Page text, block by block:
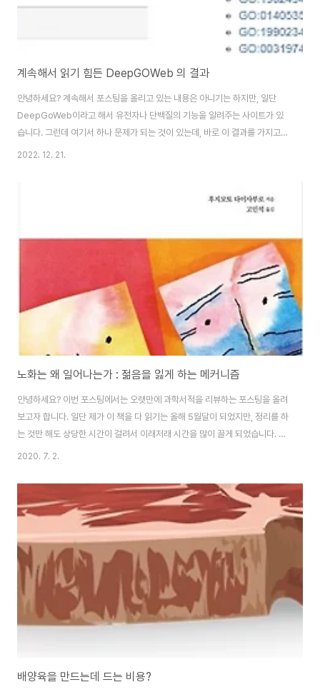
계속해서 읽기 힘든 DeepGOWeb 의 결과
안녕하세요? 계속해서 포스팅을 올리고 있는 내용은 아니기는 하지만, 일단
DeepGoWeb이라고 해서 유전자나 단백질의 기능을 알려주는 사이트가 있
습니다. 그런데 여기서 하나 문제가 되는 것이 있는데, 바로 이 결과를 가지고서
어떻게 해석해야 하는지를 두고서 계속해서 난감하다는 것 입니다. 물론 여기
검색을 많이 해볼만한 시간이 있는 것이 아니기는 합니다만, 그래도 이래저래
서 육체적으로 피로했다고 해도, 이번주도 그렇게 까지 편하다고 하기는 어려
2022. 12. 21.
노화는 왜 일어나는가 : 젊음을 잃게 하는 메커니즘
안녕하세요? 이번 포스팅에서는 오랫만에 과학서적을 리뷰하는 포스팅을 올려
보고자 합니다. 일단 제가 이 책을 다 읽기는 올해 5월달이 되었지만, 정리를 하
는 것만 해도 상당한 시간이 걸려서 이래저래 시간을 많이 끌게 되었습니다. 거
기다가 이 책은 읽는 것도 읽는 것이지만, 소화시키기는 정말 내용이 많아서 어
혀 있는 책이 아니기는 아닙니다. 다만, 이 책에서 담고 있는 내용은 충분히 대
학교의 학부 과정에서 교과서로 활용해도 될 정도로 상당히 깊이 들어간 내용
을 담고 있다고 말할 수 있었습니다. 먼저 이 책의 초반부에서는 소위 '센트럴
도그마'라고 불리는 DNA가 RNA로 전사되고, 이후 단백질로 번역이 되는 과
정을 거쳐서 세포안에서..
2020. 7. 2.
배양육을 만드는데 드는 비용?